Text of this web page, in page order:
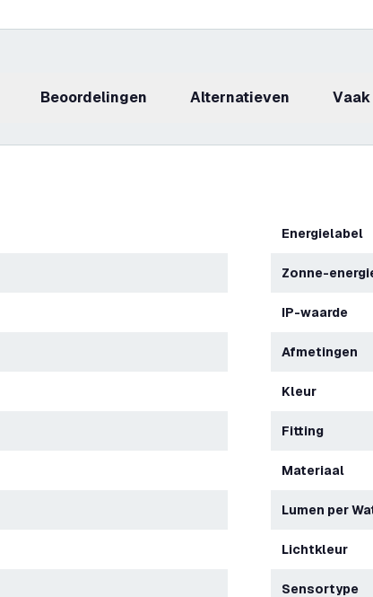
beoordelingen Alternatieven
Energielabel
Zonne-
IP-waarde
Afmetingen
Kleur
Fitting
Materiaal
Lumen per
Lichtkleur
Sensortype